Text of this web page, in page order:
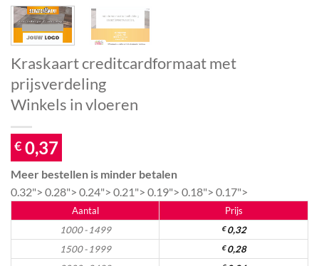
Kraskaart creditcardformaat met
prijsverdeling
Winkels in vloeren
€ 0,37
Meer bestellen is minder betalen
0.32"> 0.28"> 0.24"> 0.21"> 0.19"> 0.18"> 0.17">
Aantal
Prijs
1000 - 1499
€0,32
1500 - 1999
€0,28